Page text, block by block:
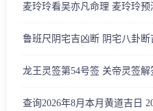
麦玲玲看吴亦凡命理 麦玲玲预
鲁班尺阴宅吉凶断 阴宅八卦断
龙王灵签第54号签 关帝灵签解
查询2026年8月本月黄道吉日